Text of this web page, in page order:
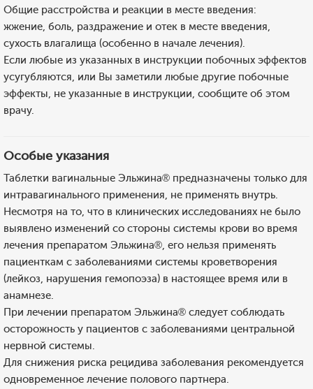
Общие расстройства и реакции в месте введения:
жжение, боль, раздражение и отек в месте введения,
сухость влагалища (особенно в начале лечения).
Если любые из указанных в инструкции побочных эффектов
усугубляются, или Вы заметили любые другие побочные
эффекты, не указанные в инструкции, сообщите об этом
врачу.
Особые указания
Таблетки вагинальные Эльжина® предназначены только для
интравагинального применения, не применять внутрь.
Несмотря на то, что в клинических исследованиях не было
выявлено изменений со стороны системы крови во время
лечения препаратом Эльжина®, его нельзя применять
пациенткам с заболеваниями системы кроветворения
(лейкоз, нарушения гемопоэза) в настоящее время или в
анамнезе.
При лечении препаратом Эльжина® следует соблюдать
осторожность у пациентов с заболеваниями центральной
нервной системы.
Для снижения риска рецидива заболевания рекомендуется
одновременное лечение полового партнера.